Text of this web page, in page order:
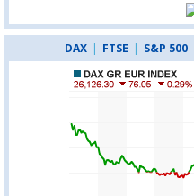
DAX | FTSE | S&P 500